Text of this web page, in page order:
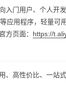
入门用户、个人开
应用程序，轻量可
方页面：
https://
、高性价比、一站